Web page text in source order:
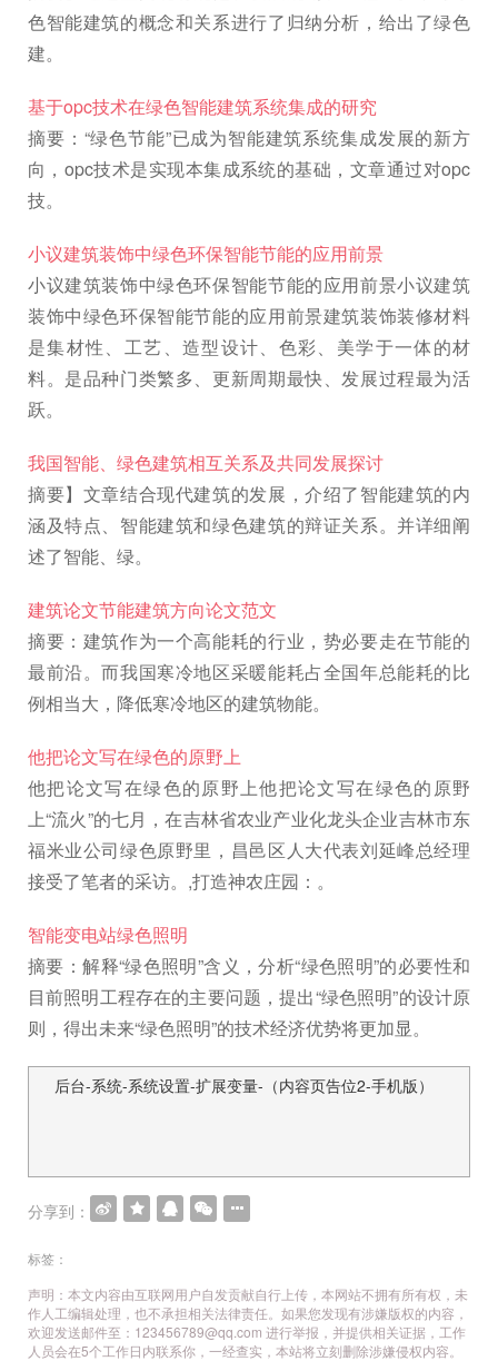
色智能建筑的概念和关系进行了归纳分析，给出了绿色
建。
基于opc技术在绿色智能建筑系统集成的研究
摘要：“绿色节能”已成为智能建筑系统集成发展的新方
向，opc技术是实现本集成系统的基础，文章通过对opc
技。
小议建筑装饰中绿色环保智能节能的应用前景
小议建筑装饰中绿色环保智能节能的应用前景小议建筑
装饰中绿色环保智能节能的应用前景建筑装饰装修材料
是集材性、工艺、造型设计、色彩、美学于一体的材
料。是品种门类繁多、更新周期最快、发展过程最为活
跃。
我国智能、绿色建筑相互关系及共同发展探讨
摘要】文章结合现代建筑的发展，介绍了智能建筑的内
涵及特点、智能建筑和绿色建筑的辩证关系。并详细阐
述了智能、绿。
建筑论文节能建筑方向论文范文
摘要：建筑作为一个高能耗的行业，势必要走在节能的
最前沿。而我国寒冷地区采暖能耗占全国年总能耗的比
例相当大，降低寒冷地区的建筑物能。
他把论文写在绿色的原野上
他把论文写在绿色的原野上他把论文写在绿色的原野
上“流火”的七月，在吉林省农业产业化龙头企业吉林市东
福米业公司绿色原野里，昌邑区人大代表刘延峰总经理
接受了笔者的采访。,打造神农庄园：。
智能变电站绿色照明
摘要：解释“绿色照明”含义，分析“绿色照明”的必要性和
目前照明工程存在的主要问题，提出“绿色照明”的设计原
则，得出未来“绿色照明”的技术经济优势将更加显。
文
导
航
后台-系统-系统设置-扩展变量-（内容页告位2-手机版）
分享到：
标签：
声明：本文内容由互联网用户自发贡献自行上传，本网站不拥有所有权，未
作人工编辑处理，也不承担相关法律责任。如果您发现有涉嫌版权的内容，
欢迎发送邮件至：123456789@qq.com 进行举报，并提供相关证据，工作
人员会在5个工作日内联系你，一经查实，本站将立刻删除涉嫌侵权内容。